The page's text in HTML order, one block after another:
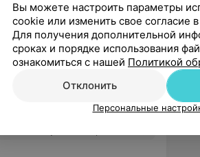
Все подробно ,просто и ясно объяснила .Рекомендую всем.
Вы можете настроить параметры
cookie или изменить свое согласие
Для получения дополнительной
сроках и порядке использования
ознакомиться с нашей Политикой
Отклонить
Персональные